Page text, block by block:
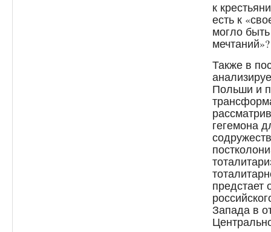
к
есть к
могло
Также в
Польши и
гегемона
предстает
Запада в